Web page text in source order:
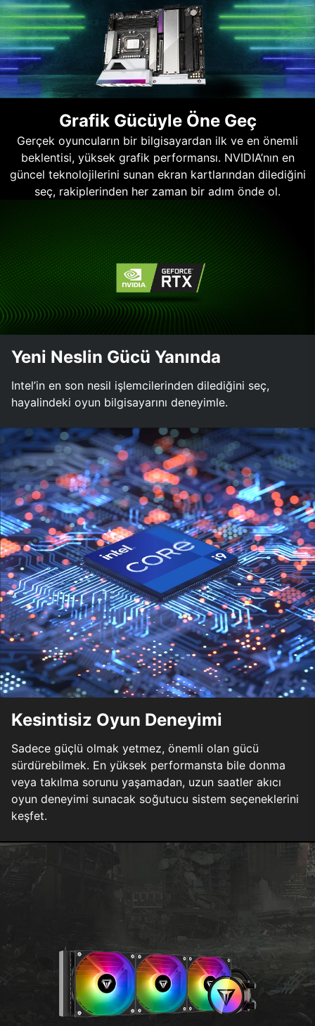
Grafik Gücüyle Öne Geç
Gerçek oyuncuların bir bilgisayardan ilk ve en önemli
beklentisi, yüksek grafik performansı. NVIDIA’nın en
güncel teknolojilerini sunan ekran kartlarından dilediğini
seç, rakiplerinden her zaman bir adım önde ol.
Yeni Neslin Gücü Yanında
Intel’in en son nesil işlemcilerinden dilediğini seç,
hayalindeki oyun bilgisayarını deneyimle.
Kesintisiz Oyun Deneyimi
Sadece güçlü olmak yetmez, önemli olan gücü
sürdürebilmek. En yüksek performansta bile donma
veya takılma sorunu yaşamadan, uzun saatler akıcı
oyun deneyimi sunacak soğutucu sistem seçeneklerini
keşfet.